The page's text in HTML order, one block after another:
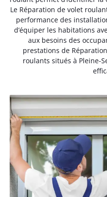
Le Réparation de volet
performance des
d’équiper les habitations
aux besoins des
prestations de
roulants situés à Pleine-